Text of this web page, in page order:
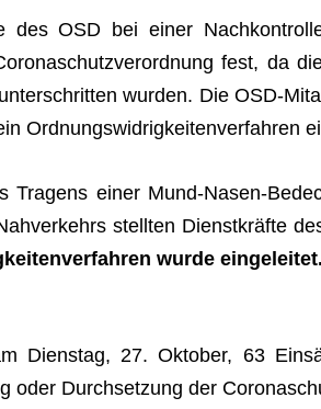
des OSD bei einer
fest, da
wur­den. Die OSD-
Ord­nungs­wid­rig­kei­ten­ver­fah­ren
Tra­gens einer Mund-Nasen-
stell­ten Dienst­kräfte
wurde eingeleitet.
Diens­tag, 27. Okto­ber, 63
oder Durch­set­zung der